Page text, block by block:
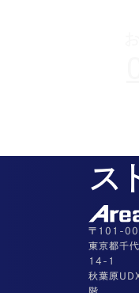
ス
〒101-
東京都千
14-1
秋葉原
階